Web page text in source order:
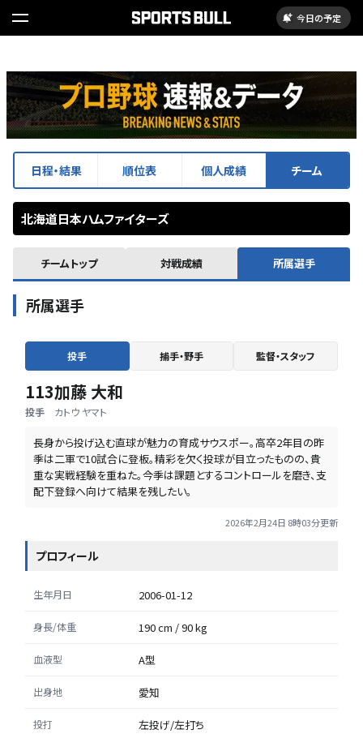
今日の予定
日程・結果 順位表 個人成績 チーム
北海道日本ハムファイターズ
チームトップ 対戦成績 所属選手
所属選手
投手 捕手・野手 監督・スタッフ
113
投手
加藤 大和
カトウ ヤマト
長身から投げ込む直球が魅力の育成サウスポー。高卒2年目の昨
季は二軍で10試合に登板。精彩を欠く投球が目立ったものの、貴
重な実戦経験を重ねた。今季は課題とするコントロールを磨き、支
配下登録へ向けて結果を残したい。
2026年2月24日 8時03分更新
プロフィール
生年月日 2006-01-12
身長/体重 190 cm / 90 kg
血液型 A型
出身地 愛知
投打 左投げ/左打ち